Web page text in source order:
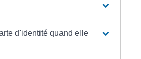
d'identité quand elle